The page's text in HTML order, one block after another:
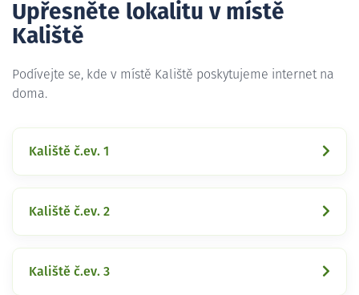
Upřesněte lokalitu v místě
Kaliště
Podívejte se, kde v místě Kaliště poskytujeme internet na
doma.
Kaliště č.ev. 1
Kaliště č.ev. 2
Kaliště č.ev. 3